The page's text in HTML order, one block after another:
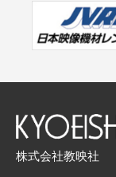
株式会社教映社